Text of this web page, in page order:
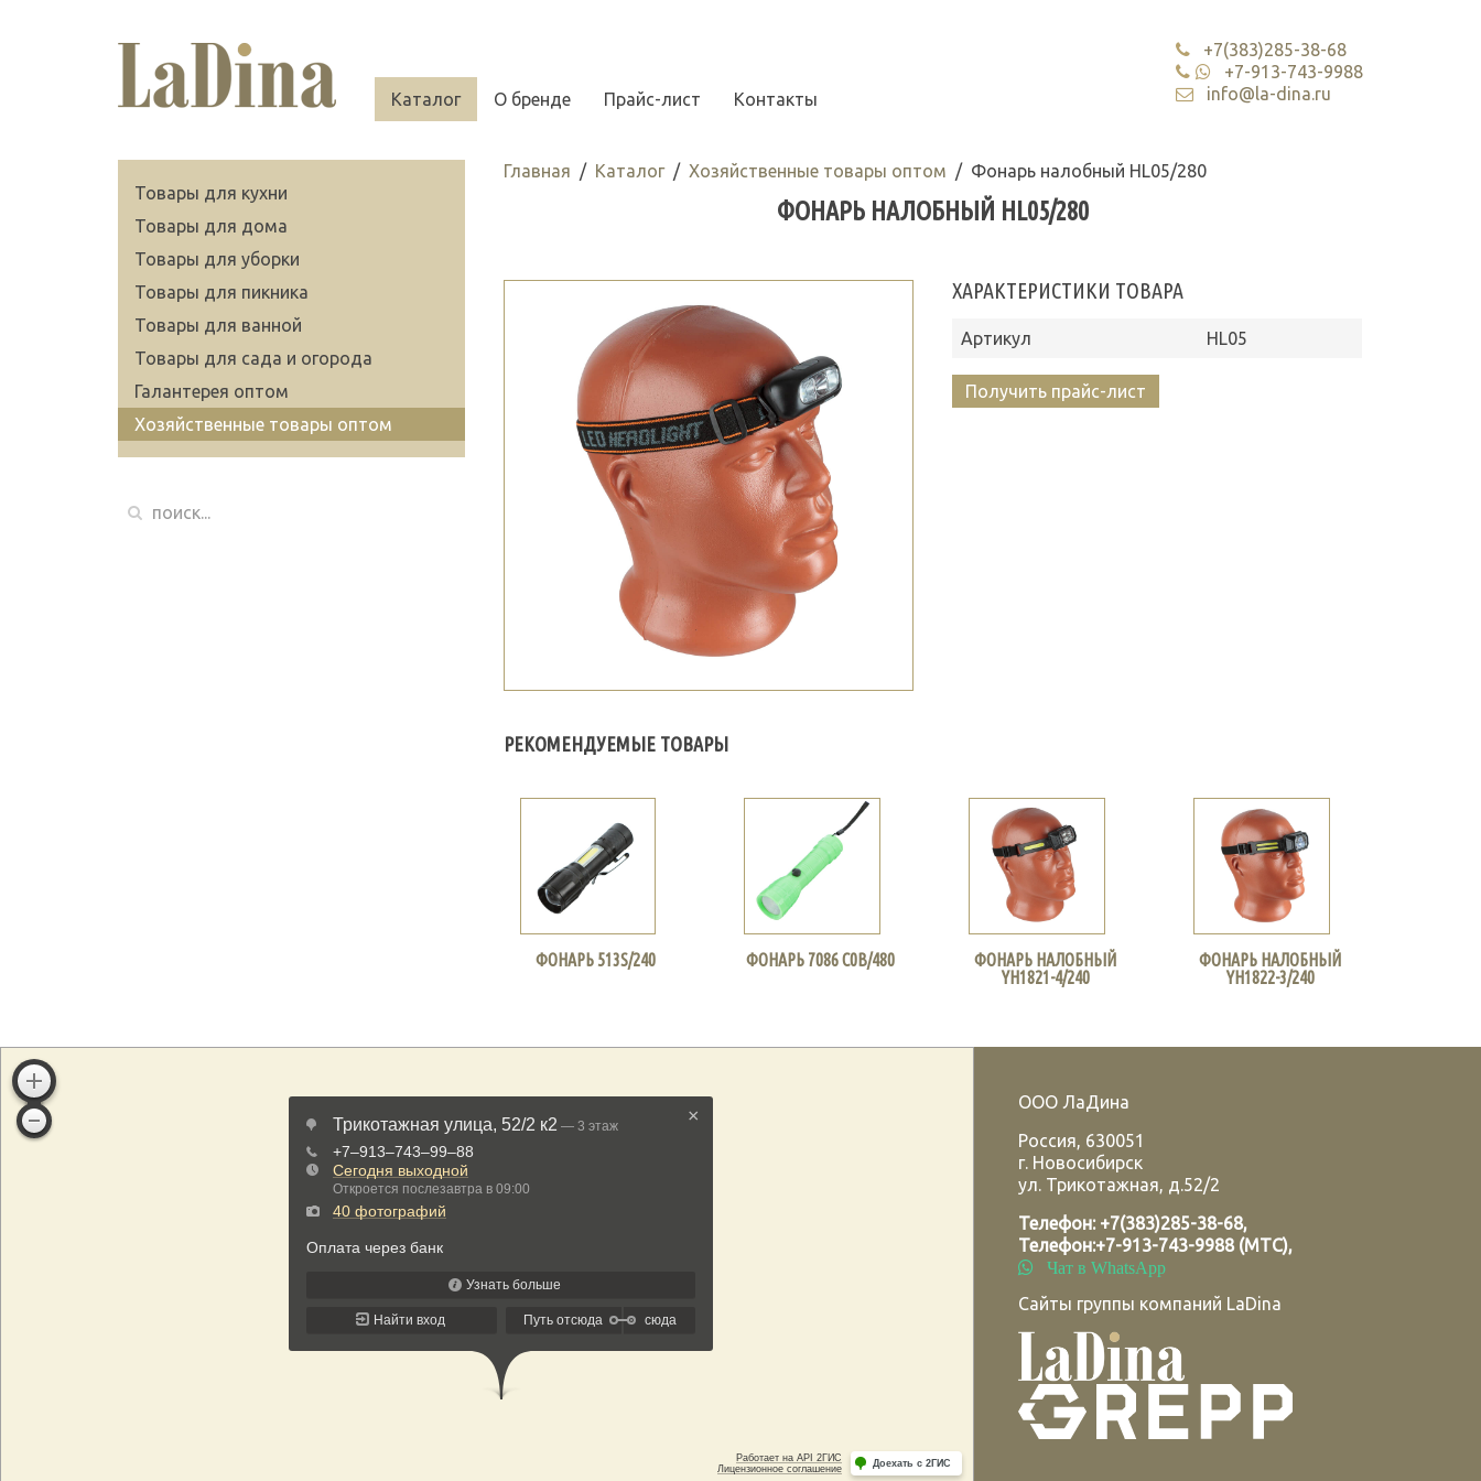
Каталог О бренде Прайс-лист Контакты
+7(383)285-38-68
+7-913-743-9988
info@la-dina.ru
Главная Каталог Хозяйственные товары оптом Фонарь налобный HL05/280
ФОНАРЬ НАЛОБНЫЙ HL05/280
ХАРАКТЕРИСТИКИ ТОВАРА
Артикул HL05
Получить прайс-лист
РЕКОМЕНДУЕМЫЕ ТОВАРЫ
ФОНАРЬ 513S/240 ФОНАРЬ 7086 С0В/480
ФОНАРЬ НАЛОБНЫЙ
YH1821-4/240
ФОНАРЬ НАЛОБНЫЙ
YH1822-3/240
Товары для кухни
Товары для дома
Товары для уборки
Товары для пикника
Товары для ванной
Товары для сада и огорода
Галантерея оптом
Хозяйственные товары оптом
ООО ЛаДина
Россия, 630051
г. Новосибирск
ул. Трикотажная, д.52/2
Телефон: +7(383)285-38-68,
Телефон:+7-913-743-9988 (МТС),
Чат в WhatsApp
Сайты группы компаний LaDina